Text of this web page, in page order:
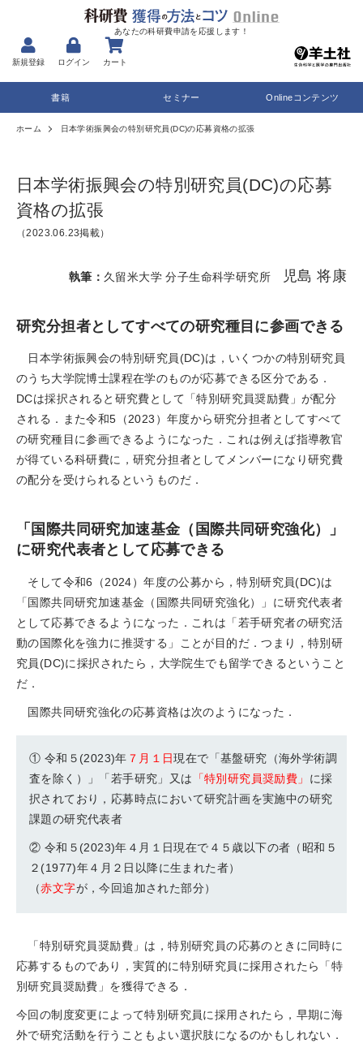
あなたの科研費申請を応援します！
新規登録 ログイン カート
書籍 セミナー Onlineコンテンツ
ホーム 日本学術振興会の特別研究員(DC)の応募資格の拡張
日本学術振興会の特別研究員(DC)の応募
資格の拡張
（2023.06.23掲載）
執筆： 久留米大学 分子生命科学研究所 児島 将康
研究分担者としてすべての研究種目に参画できる
日本学術振興会の特別研究員(DC)は，いくつかの特別研究員
のうち大学院博士課程在学のものが応募できる区分である．
DCは採択されると研究費として「特別研究員奨励費」が配分
される．また令和5（2023）年度から研究分担者としてすべて
の研究種目に参画できるようになった．これは例えば指導教官
が得ている科研費に，研究分担者としてメンバーになり研究費
の配分を受けられるというものだ．
「国際共同研究加速基金（国際共同研究強化）」
に研究代表者として応募できる
そして令和6（2024）年度の公募から，特別研究員(DC)は
「国際共同研究加速基金（国際共同研究強化）」に研究代表者
として応募できるようになった．これは「若手研究者の研究活
動の国際化を強力に推奨する」ことが目的だ．つまり，特別研
究員(DC)に採択されたら，大学院生でも留学できるということ
だ．
国際共同研究強化の応募資格は次のようになった．
① 令和５(2023)年 ７月１日現在で「基盤研究（海外学術調
査を除く）」「若手研究」又は
「特別研究員奨励費」 に採
択されており，応募時点において研究計画を実施中の研究
課題の研究代表者
② 令和５(2023)年４月１日現在で４５歳以下の者（昭和５
２(1977)年４月２日以降に生まれた者）
（赤文字が，今回追加された部分）
「特別研究員奨励費」は，特別研究員の応募のときに同時に
応募するものであり，実質的に特別研究員に採用されたら「特
別研究員奨励費」を獲得できる．
今回の制度変更によって特別研究員に採用されたら，早期に海
外で研究活動を行うこともよい選択肢になるのかもしれない．